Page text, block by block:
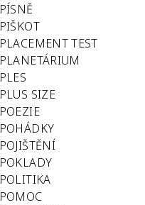
PÍSNĚ
PIŠKOT
PLACEMENT TEST
PLANETÁRIUM
PLES
PLUS SIZE
POEZIE
POHÁDKY
POJIŠTĚNÍ
POKLADY
POLITIKA
POMOC